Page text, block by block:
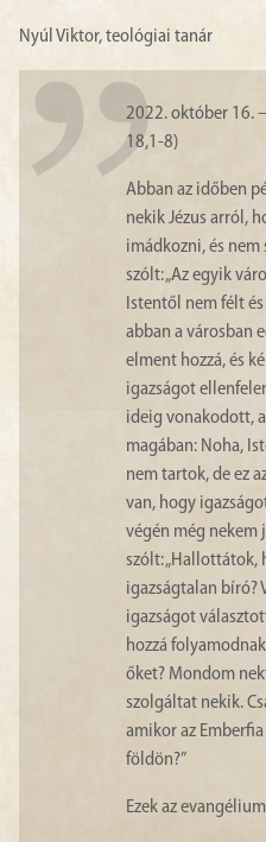
Nyúl Viktor, teológiai tanár
2022. október 16.
18,1-8)
Abban az időben
nekik Jézus arról,
imádkozni, és nem
szólt: „Az egyik
Istentől nem félt
abban a városban
elment hozzá, és
igazságot
ideig vonakodott,
magában: Noha,
nem tartok, de ez
van, hogy
végén még nekem
szólt: „Hallottátok,
igazságtalan bíró?
igazságot
hozzá
őket? Mondom
szolgáltat nekik.
amikor az
földön?”
Ezek az